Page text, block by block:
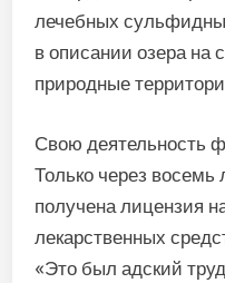
лечебных
в описании озера на
природные
Свою деятельность
Только через
получена лицензия
лекарственных
«Это был адский